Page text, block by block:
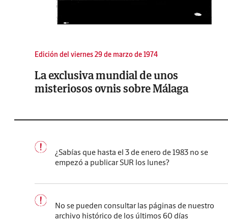
Edición del viernes 29 de marzo de 1974
La exclusiva mundial de unos
misteriosos ovnis sobre Málaga
¿Sabías que hasta el 3 de enero de 1983 no se
empezó a publicar SUR los lunes?
No se pueden consultar las páginas de nuestro
archivo histórico de los últimos 60 días